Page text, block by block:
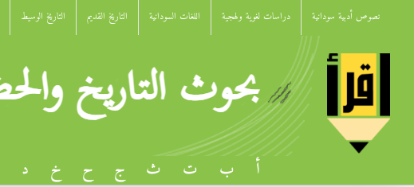
content
نصوص أدبية سودانية دراسات لغوية ولهجية اللغات السودانية التاريخ القديم التاريخ الوسيط
أ ب ت ث ج ح خ د